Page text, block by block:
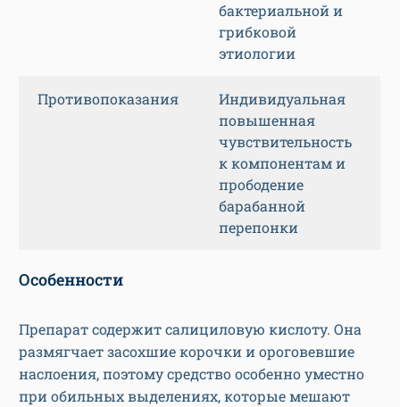
бактериальной и
грибковой
этиологии
Противопоказания
Индивидуальная
повышенная
чувствительность
к компонентам и
прободение
барабанной
перепонки
Особенности
Препарат содержит салициловую кислоту. Она
размягчает засохшие корочки и ороговевшие
наслоения, поэтому средство особенно уместно
при обильных выделениях, которые мешают